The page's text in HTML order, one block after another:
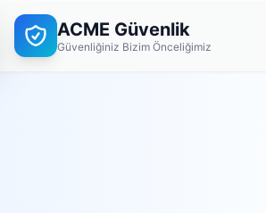
ACME Güvenlik
Güvenliğiniz Bizim Önceliğimiz